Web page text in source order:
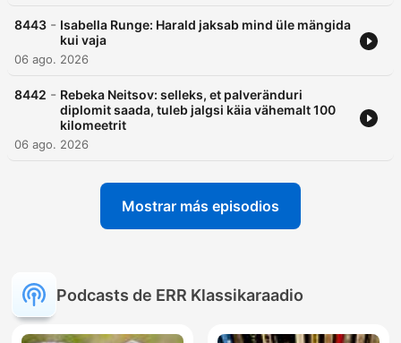
8443 - Isabella Runge: Harald jaksab mind üle mängida
kui vaja
06 ago. 2026
8442 - Rebeka Neitsov: selleks, et palveränduri
diplomit saada, tuleb jalgsi käia vähemalt 100
kilomeetrit
06 ago. 2026
Mostrar más episodios
Podcasts de ERR Klassikaraadio